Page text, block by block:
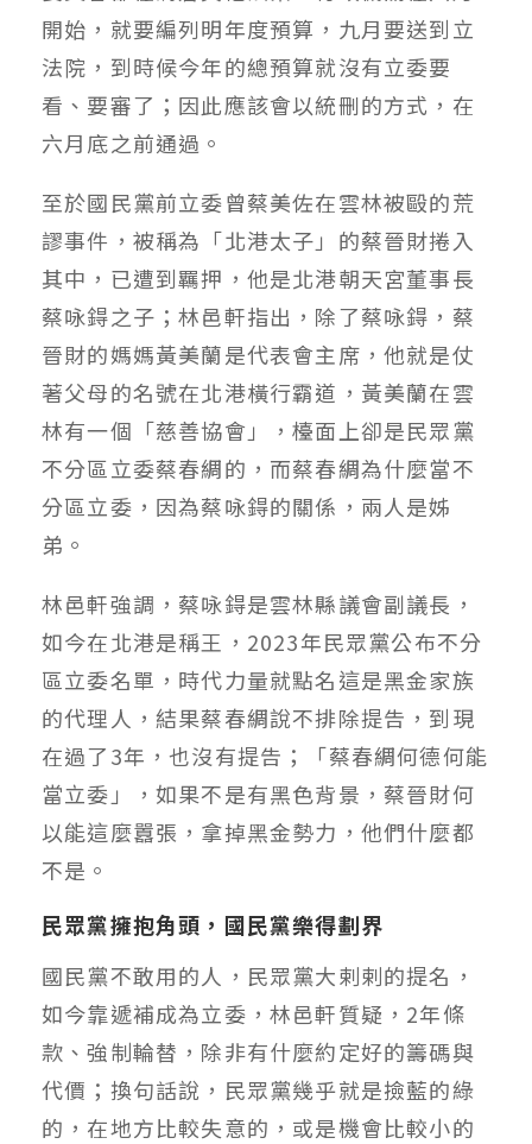
開始，就要編列明年度預算，九月要送到立
法院，到時候今年的總預算就沒有立委要
看、要審了；因此應該會以統刪的方式，在
六月底之前通過。
至於國民黨前立委曾蔡美佐在雲林被毆的荒
謬事件，被稱為「北港太子」的蔡晉財捲入
其中，已遭到羈押，他是北港朝天宮董事長
蔡咏鍀之子；林邑軒指出，除了蔡咏鍀，蔡
晉財的媽媽黃美蘭是代表會主席，他就是仗
著父母的名號在北港橫行霸道，黃美蘭在雲
林有一個「慈善協會」，檯面上卻是民眾黨
不分區立委蔡春綢的，而蔡春綢為什麼當不
分區立委，因為蔡咏鍀的關係，兩人是姊
弟。
林邑軒強調，蔡咏鍀是雲林縣議會副議長，
如今在北港是稱王，2023年民眾黨公布不分
區立委名單，時代力量就點名這是黑金家族
的代理人，結果蔡春綢說不排除提告，到現
在過了3年，也沒有提告；「蔡春綢何德何能
當立委」，如果不是有黑色背景，蔡晉財何
以能這麼囂張，拿掉黑金勢力，他們什麼都
不是。
民眾黨擁抱角頭，國民黨樂得劃界
國民黨不敢用的人，民眾黨大剌剌的提名，
如今靠遞補成為立委，林邑軒質疑，2年條
款、強制輪替，除非有什麼約定好的籌碼與
代價；換句話說，民眾黨幾乎就是撿藍的綠
的，在地方比較失意的，或是機會比較小的